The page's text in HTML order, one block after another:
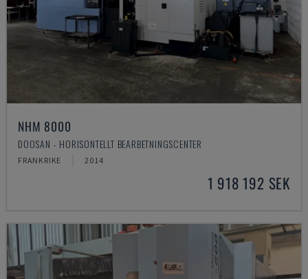
NHM 8000
DOOSAN - HORISONTELLT BEARBETNINGSCENTER
FRANKRIKE 2014
1 918 192 SEK